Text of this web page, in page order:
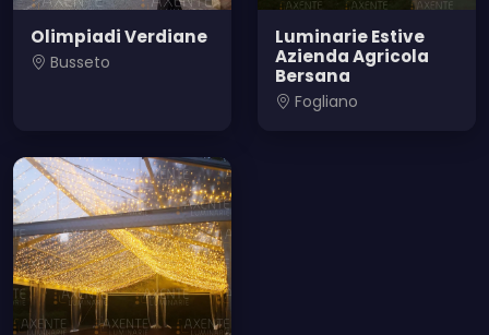
Olimpiadi Verdiane
Busseto
Luminarie Estive
Azienda Agricola
Bersana
Fogliano